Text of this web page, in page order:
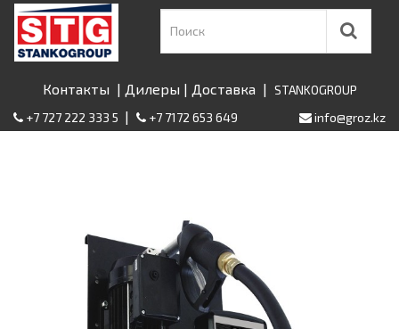
Контакты | Дилеры | Доставка | STANKOGROUP
+7 727 222 333 5 | +7 7172 653 649 info@groz.kz